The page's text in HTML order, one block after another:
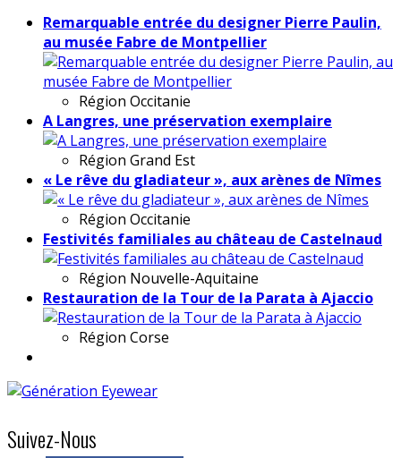
Remarquable entrée du designer Pierre Paulin,
au musée Fabre de Montpellier
Région Occitanie
A Langres, une préservation exemplaire
Région Grand Est
« Le rêve du gladiateur », aux arènes de Nîmes
Région Occitanie
Festivités familiales au château de Castelnaud
Région Nouvelle-Aquitaine
Restauration de la Tour de la Parata à Ajaccio
Région Corse
Suivez-Nous